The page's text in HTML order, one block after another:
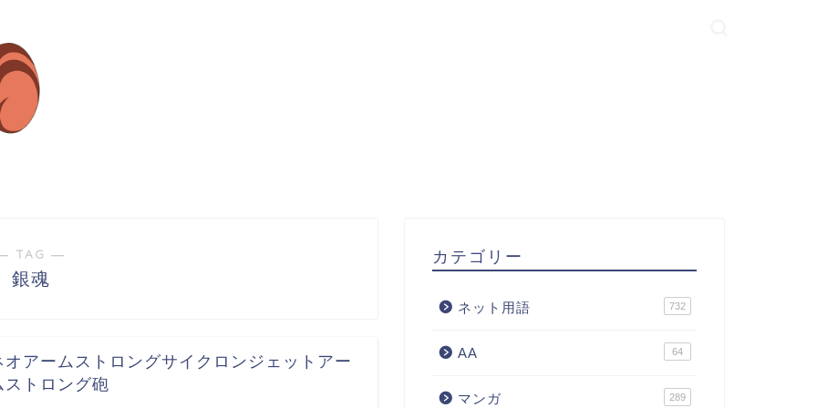
TAG ―
銀魂
オアームストロングサイクロンジェットアー
ストロング砲
カテゴリー
ネット用語 732
AA 64
マンガ 289